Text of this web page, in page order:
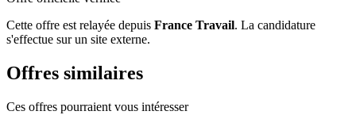
Cette offre est relayée depuis France Travail. La candidature
s'effectue sur un site externe.
Offres similaires
Ces offres pourraient vous intéresser